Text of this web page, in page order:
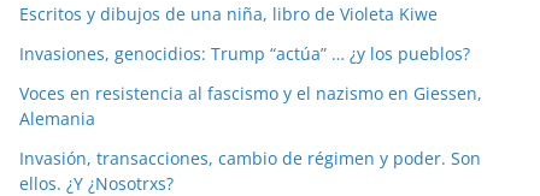
Escritos y dibujos de una niña, libro de Violeta Kiwe
Invasiones, genocidios: Trump “actúa” … ¿y los pueblos?
Voces en resistencia al fascismo y el nazismo en Giessen,
Alemania
Invasión, transacciones, cambio de régimen y poder. Son
ellos. ¿Y ¿Nosotrxs?